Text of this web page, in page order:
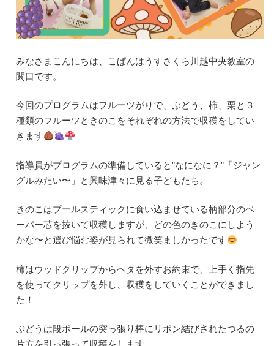
みなさまこんにちは、こぱんはうすさくら川越中央教室の
関口です。
今回のプログラムはフルーツがりで、ぶどう、柿、栗と３
種類のフルーツときのこをそれぞれの方法で収穫をしてい
きます
指導員がプログラムの準備していると”なになに？”「ジャン
グルみたい〜」と興味津々に見る子どもたち。
きのこはプールスティックに食い込ませている柄部分のペ
ーパー芯を抜いて収穫しますが、どの色のきのこにしよう
かな〜と選び悩む姿が見られて微笑ましかったです
柿はウッドクリップからヘタを外すお約束で、上手く指先
を使ってクリップを外し、収穫をしていくことができまし
た！
ぶどうは段ボールの突っ張り棒にリボン結びされたつるの